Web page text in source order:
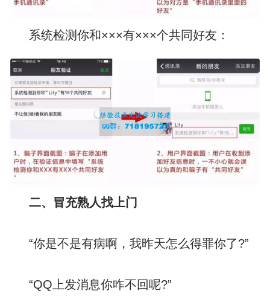
系统检测你和×××有×××个共同好友：
二、冒充熟人找上门
“你是不是有病啊，我昨天怎么得罪你了?”
“QQ上发消息你咋不回呢?”